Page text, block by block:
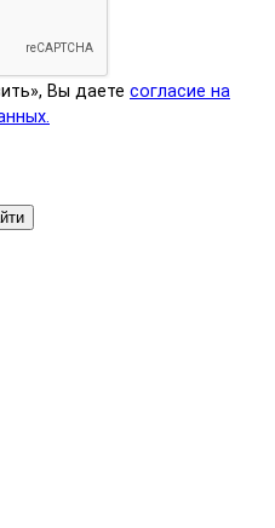
Вы даете согласие на